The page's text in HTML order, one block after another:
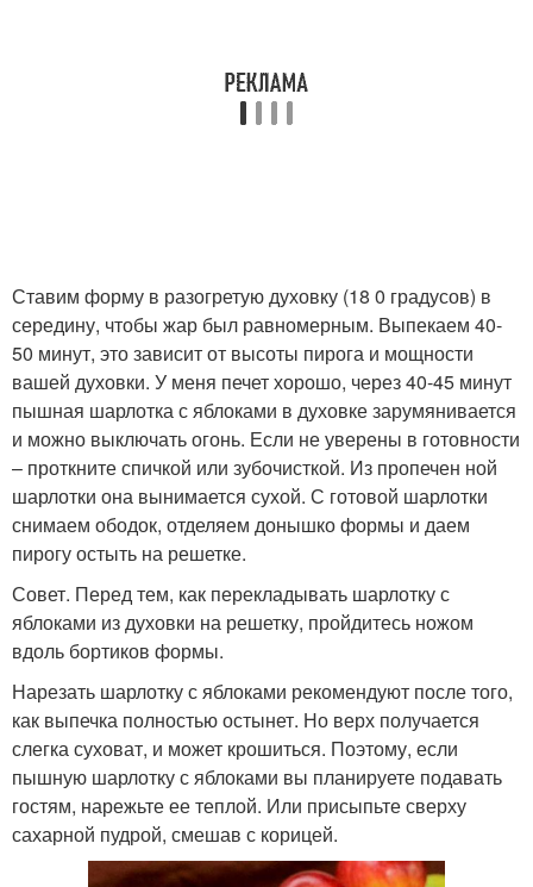
Ставим форму в разогретую духовку (18 0 градусов) в
середину, чтобы жар был равномерным. Выпекаем 40-
50 минут, это зависит от высоты пирога и мощности
вашей духовки. У меня печет хорошо, через 40-45 минут
пышная шарлотка с яблоками в духовке зарумянивается
и можно выключать огонь. Если не уверены в готовности
– проткните спичкой или зубочисткой. Из пропечен ной
шарлотки она вынимается сухой. С готовой шарлотки
снимаем ободок, отделяем донышко формы и даем
пирогу остыть на решетке.
Совет. Перед тем, как перекладывать шарлотку с
яблоками из духовки на решетку, пройдитесь ножом
вдоль бортиков формы.
Нарезать шарлотку с яблоками рекомендуют после того,
как выпечка полностью остынет. Но верх получается
слегка суховат, и может крошиться. Поэтому, если
пышную шарлотку с яблоками вы планируете подавать
гостям, нарежьте ее теплой. Или присыпьте сверху
сахарной пудрой, смешав с корицей.